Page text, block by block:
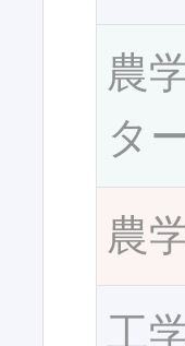
農
タ
農
工